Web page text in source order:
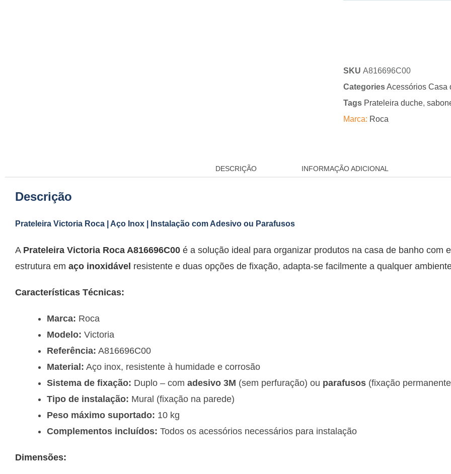
SKU A816696C00
CategoriesAcessórios Casa
Tags Prateleira duche,
Marca: Roca
DESCRIÇÃO INFORMAÇÃO ADICIONAL
Descrição
Prateleira Victoria Roca | Aço Inox | Instalação com Adesivo ou Parafusos
A Prateleira Victoria Roca A816696C00 é a solução ideal para organizar produtos na casa de banho com
estrutura em aço inoxidável resistente e duas opções de fixação, adapta-se facilmente a qualquer
Características Técnicas:
Marca: Roca
Modelo: Victoria
Referência: A816696C00
Material: Aço inox, resistente à humidade e corrosão
Sistema de fixação: Duplo – com adesivo 3M (sem perfuração) ou parafusos (fixação
Tipo de instalação: Mural (fixação na parede)
Peso máximo suportado: 10 kg
Complementos incluídos: Todos os acessórios necessários para instalação
Dimensões: